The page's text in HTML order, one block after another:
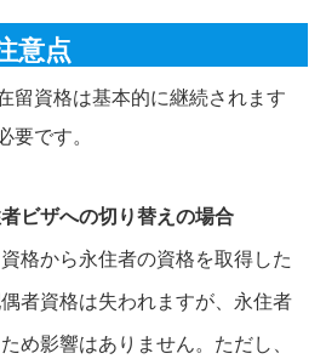
意点
留資格は基本的に継続されます
要です。
ビザへの切り替えの場合
格から永住者の資格を取得した
者資格は失われますが、永住者
め影響はありません。ただし、